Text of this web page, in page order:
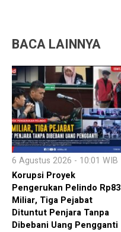
BACA LAINNYA
6 Agustus 2026 - 10:01 WIB
Korupsi Proyek
Pengerukan Pelindo Rp83
Miliar, Tiga Pejabat
Dituntut Penjara Tanpa
Dibebani Uang Pengganti